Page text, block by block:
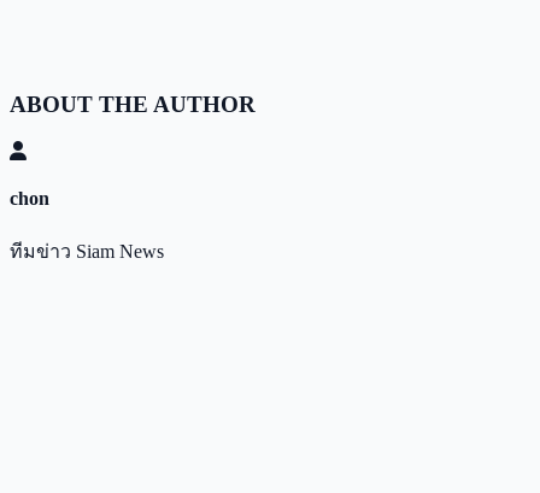
ABOUT THE AUTHOR
chon
ทีมข่าว Siam News